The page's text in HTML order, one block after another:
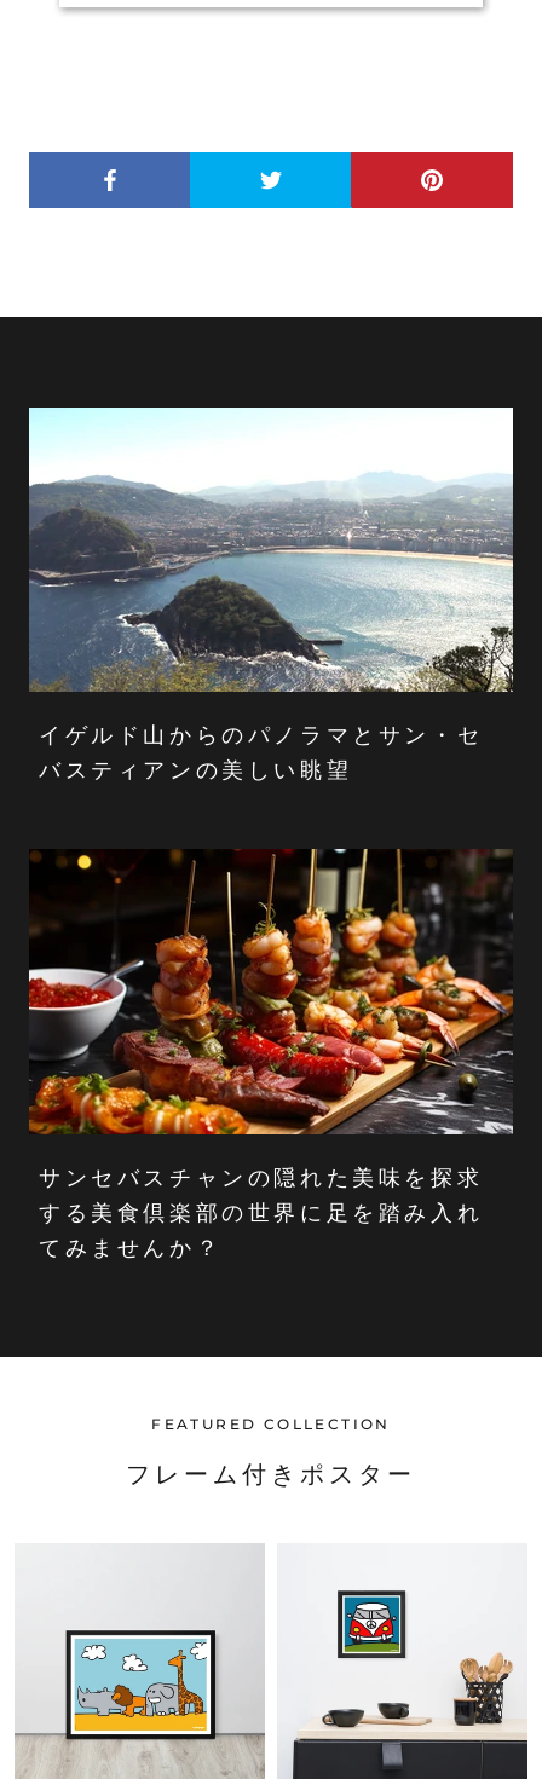
イゲルド山からのパノラマとサン・セ
バスティアンの美しい眺望
サンセバスチャンの隠れた美味を探求
する美食倶楽部の世界に足を踏み入れ
てみませんか？
FEATURED COLLECTION
フレーム付きポスター